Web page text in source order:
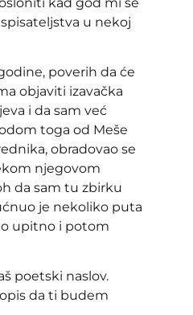
u nekoj
poverih da će
objaviti izavačka
i da sam već
toga od Meše
obradovao se
njegovom
da sam tu zbirku
je nekoliko puta
upitno i potom
poetski naslov.
da ti budem